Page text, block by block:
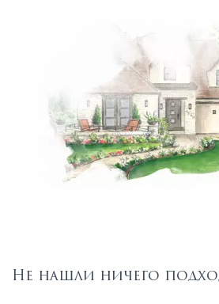
Не нашли ничего